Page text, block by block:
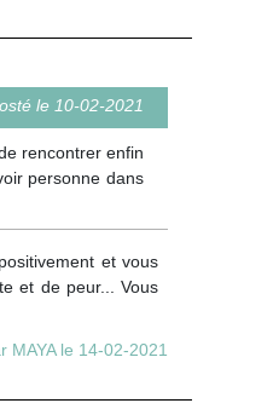
le 10-02-2021
rencontrer enfin
personne dans
et vous
et de peur... Vous
MAYA le 14-02-2021